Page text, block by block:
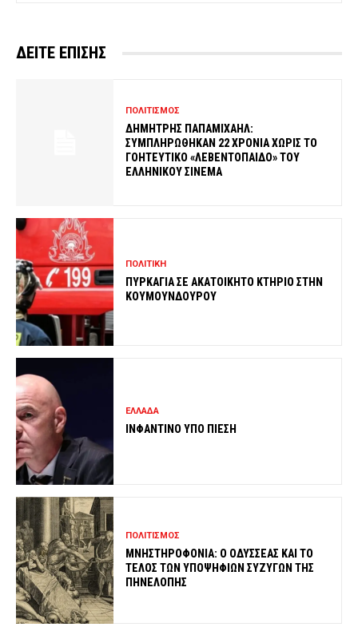
ΔΕΙΤΕ ΕΠΙΣΗΣ
ΠΟΛΙΤΙΣΜΟΣ
ΔΗΜΗΤΡΗΣ ΠΑΠΑΜΙΧΑΗΛ:
ΣΥΜΠΛΗΡΩΘΗΚΑΝ 22 ΧΡΟΝΙΑ ΧΩΡΙΣ ΤΟ
ΓΟΗΤΕΥΤΙΚΟ «ΛΕΒΕΝΤΟΠΑΙΔΟ» ΤΟΥ
ΕΛΛΗΝΙΚΟΥ ΣΙΝΕΜΑ
ΠΟΛΙΤΙΚΗ
ΠΥΡΚΑΓΙΑ ΣΕ ΑΚΑΤΟΙΚΗΤΟ ΚΤΗΡΙΟ ΣΤΗΝ
ΚΟΥΜΟΥΝΔΟΥΡΟΥ
ΕΛΛΑΔΑ
ΙΝΦΑΝΤΙΝΟ ΥΠΟ ΠΙΕΣΗ
ΠΟΛΙΤΙΣΜΟΣ
ΜΝΗΣΤΗΡΟΦΟΝΙΑ: Ο ΟΔΥΣΣΕΑΣ ΚΑΙ ΤΟ
ΤΕΛΟΣ ΤΩΝ ΥΠΟΨΗΦΙΩΝ ΣΥΖΥΓΩΝ ΤΗΣ
ΠΗΝΕΛΟΠΗΣ